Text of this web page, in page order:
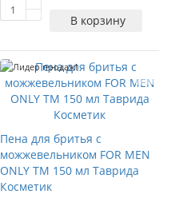
В корзину
Лидер продаж!
Пена для бритья с
можжевельником FOR MEN
ONLY ТМ 150 мл Таврида
Косметик